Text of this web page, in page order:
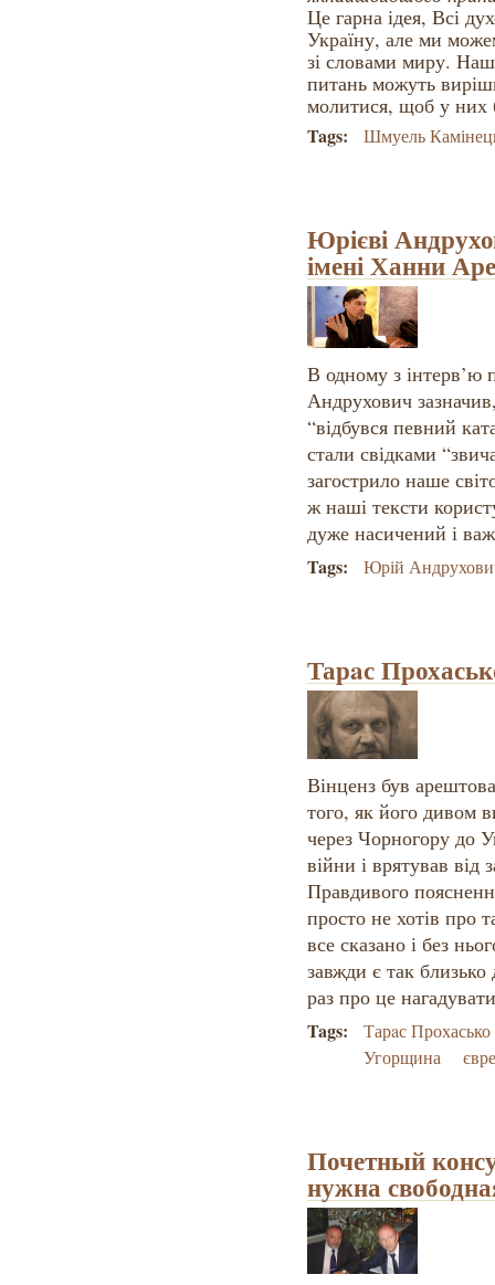
Це гарна ідея, Всі
Україну, але ми
зі словами миру.
питань можуть
молитися, щоб у них
Tags: Шмуель
Юрієві
імені Ханни
В одному з інтерв’ю
Андрухович
“відбувся певний
стали свідками
загострило наше
ж наші тексти
дуже насичений і
Tags: Юрій
Тарaс
Вінценз був
того, як його дивом
через Чорногору до
війни і врятував від
Правдивого
просто не хотів про
все сказано і без
завжди є так близько
раз про це
Tags:
Тарaс Прохасько
Угорщина
Почетный
нужна